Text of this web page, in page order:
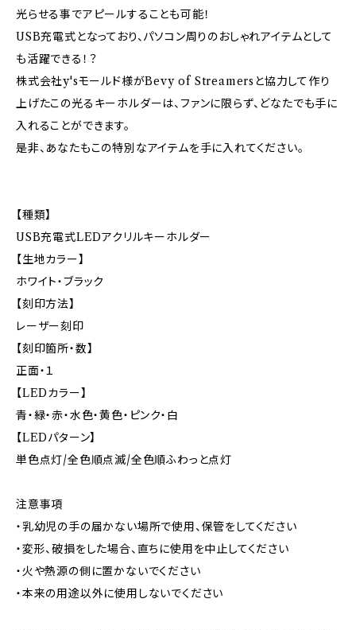
光らせる事でアピールすることも可能！
USB充電式となっており、パソコン周りのおしゃれアイテムとして
も活躍できる！？
株式会社y'sモールド様がBevy of Streamersと協力して作り
上げたこの光るキーホルダーは、ファンに限らず、どなたでも手に
入れることができます。
是非、あなたもこの特別なアイテムを手に入れてください。
【種類】
USB充電式LEDアクリルキーホルダー
【生地カラー】
ホワイト・ブラック
【刻印方法】
レーザー刻印
【刻印箇所・数】
正面・１
【LEDカラー】
青・緑・赤・水色・黄色・ピンク・白
【LEDパターン】
単色点灯/全色順点滅/全色順ふわっと点灯
注意事項
・乳幼児の手の届かない場所で使用、保管をしてください
・変形、破損をした場合、直ちに使用を中止してください
・火や熱源の側に置かないでください
・本来の用途以外に使用しないでください